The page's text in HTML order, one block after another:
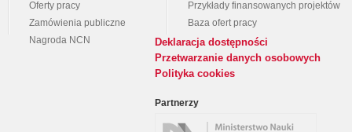
Oferty pracy
Zamówienia publiczne
Nagroda NCN
Przykłady finansowanych projektów
Baza ofert pracy
Deklaracja dostępności
Przetwarzanie danych osobowych
Polityka cookies
Partnerzy